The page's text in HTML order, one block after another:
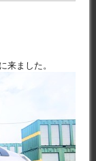
来ました。